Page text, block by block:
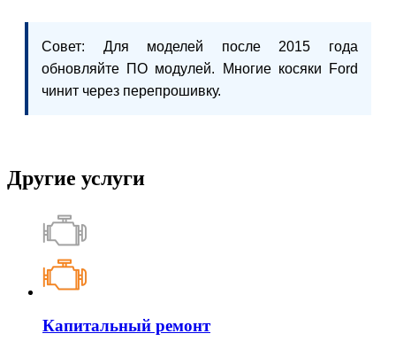
Совет: Для моделей после 2015 года
обновляйте ПО модулей. Многие косяки Ford
чинит через перепрошивку.
Другие услуги
Капитальный ремонт